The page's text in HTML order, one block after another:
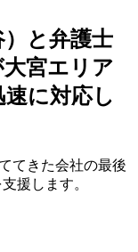
と弁護士
宮エリア
に対応し
てきた会社の最後
援します。